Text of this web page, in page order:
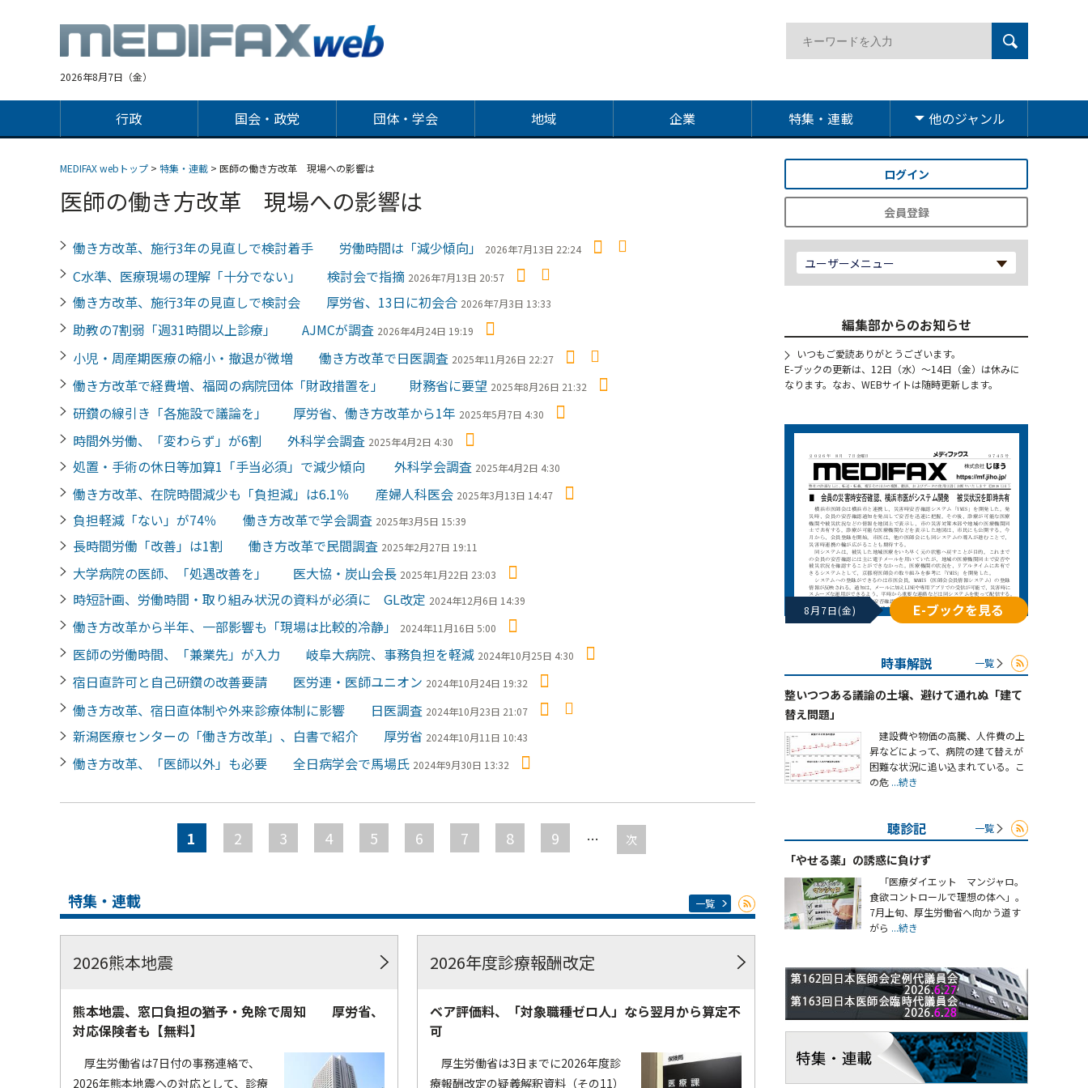
2026年8月7日（金）
行政 国会・政党 団体・学会 地域 企業 特集・連載 他のジャンル
MEDIFAX webトップ > 特集・連載 > 医師の働き方改革 現場への影響は
医師の働き方改革 現場への影響は
働き方改革、施行3年の見直しで検討着手 労働時間は「減少傾向」 2026年7月13日 22:24
C水準、医療現場の理解「十分でない」 検討会で指摘 2026年7月13日 20:57
働き方改革、施行3年の見直しで検討会 厚労省、13日に初会合 2026年7月3日 13:33
助教の7割弱「週31時間以上診療」 AJMCが調査 2026年4月24日 19:19
小児・周産期医療の縮小・撤退が微増 働き方改革で日医調査 2025年11月26日 22:27
働き方改革で経費増、福岡の病院団体「財政措置を」 財務省に要望 2025年8月26日 21:32
研鑽の線引き「各施設で議論を」 厚労省、働き方改革から1年 2025年5月7日 4:30
時間外労働、「変わらず」が6割 外科学会調査 2025年4月2日 4:30
処置・手術の休日等加算1「手当必須」で減少傾向 外科学会調査 2025年4月2日 4:30
働き方改革、在院時間減少も「負担減」は6.1％ 産婦人科医会 2025年3月13日 14:47
負担軽減「ない」が74％ 働き方改革で学会調査 2025年3月5日 15:39
長時間労働「改善」は1割 働き方改革で民間調査 2025年2月27日 19:11
大学病院の医師、「処遇改善を」 医大協・炭山会長 2025年1月22日 23:03
時短計画、労働時間・取り組み状況の資料が必須に GL改定 2024年12月6日 14:39
働き方改革から半年、一部影響も「現場は比較的冷静」 2024年11月16日 5:00
医師の労働時間、「兼業先」が入力 岐阜大病院、事務負担を軽減 2024年10月25日 4:30
宿日直許可と自己研鑽の改善要請 医労連・医師ユニオン 2024年10月24日 19:32
働き方改革、宿日直体制や外来診療体制に影響 日医調査 2024年10月23日 21:07
新潟医療センターの「働き方改革」、白書で紹介 厚労省 2024年10月11日 10:43
働き方改革、「医師以外」も必要 全日病学会で馬場氏 2024年9月30日 13:32
ペ
1 2 3 4 5 6 7 8 9 … 次
特集・連載 一覧
2026熊本地震
熊本地震、窓口負担の猶予・免除で周知 厚労省、
対応保険者も【無料】
厚生労働省は7日付の事務連絡で、
2026年熊本地震への対応として、診療
2026年度診療報酬改定
ベア評価料、「対象職種ゼロ人」なら翌月から算定不
可
厚生労働省は3日までに2026年度診
療報酬改定の疑義解釈資料（その11）
ログイン
会員登録
ユーザーメニュー
編集部からのお知らせ
いつもご愛読ありがとうございます。
E-ブックの更新は、12日（水）～14日（金）は休みに
なります。なお、WEBサイトは随時更新します。
8月7日(金) E-ブックを見る
時事解説 一覧
整いつつある議論の土壌、避けて通れぬ「建て
替え問題」
建設費や物価の高騰、人件費の上
昇などによって、病院の建て替えが
困難な状況に追い込まれている。こ
の危 ...続き
聴診記 一覧
「やせる薬」の誘惑に負けず
「医療ダイエット マンジャロ。
食欲コントロールで理想の体へ」。
7月上旬、厚生労働省へ向かう道す
がら ...続き